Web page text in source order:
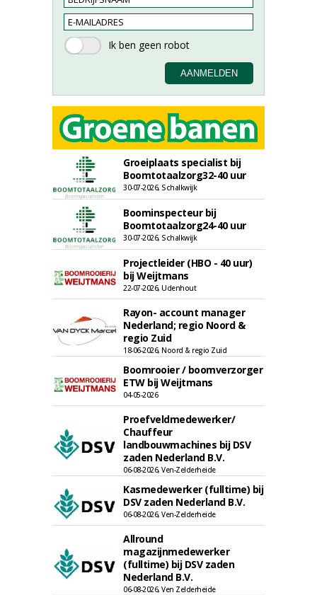
Groeiplaats specialist bij
Boomtotaalzorg32-40 uur
30-07-2026, Schalkwijk
Boominspecteur bij
Boomtotaalzorg24-40 uur
30-07-2026, Schalkwijk
Projectleider (HBO - 40 uur)
bij Weijtmans
22-07-2026, Udenhout
Rayon- account manager
Nederland; regio Noord &
regio Zuid
18-06-2026, Noord & regio Zuid
Boomrooier / boomverzorger
ETW bij Weijtmans
04-05-2026
Proefveldmedewerker/
Chauffeur
landbouwmachines bij DSV
zaden Nederland B.V.
06-08-2026, Ven-Zelderheide
Kasmedewerker (fulltime) bij
DSV zaden Nederland B.V.
06-08-2026, Ven-Zelderheide
Allround
magazijnmedewerker
(fulltime) bij DSV zaden
Nederland B.V.
06-08-2026, Ven Zelderheide